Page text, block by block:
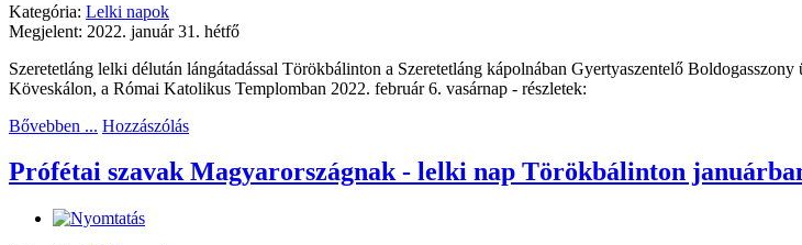
Kategória: Lelki napok
Megjelent: 2022. január 31. hétfő
Szeretetláng lelki délután lángátadással Törökbálinton a Szeretetláng kápolnában Gyertyaszentelő
Köveskálon, a Római Katolikus Templomban 2022. február 6. vasárnap - részletek:
Bővebben ... Hozzászólás
Prófétai szavak Magyarországnak - lelki nap Törökbálinton